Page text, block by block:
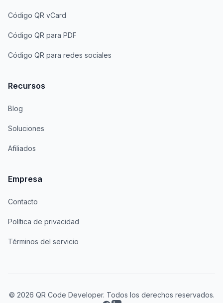
Código QR vCard
Código QR para PDF
Código QR para redes sociales
Recursos
Blog
Soluciones
Afiliados
Empresa
Contacto
Política de privacidad
Términos del servicio
© 2026 QR Code Developer. Todos los derechos reservados.